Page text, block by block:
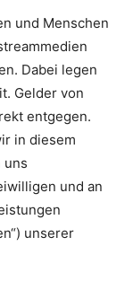
und Menschen
Dabei legen
Gelder von
entgegen.
in diesem
uns
und an
unserer